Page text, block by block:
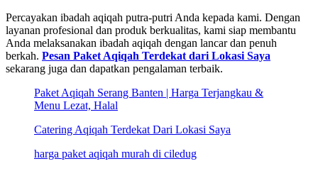
Percayakan ibadah aqiqah putra-putri Anda kepada kami. Dengan
layanan profesional dan produk berkualitas, kami siap membantu
Anda melaksanakan ibadah aqiqah dengan lancar dan penuh
berkah. Pesan Paket Aqiqah Terdekat dari Lokasi Saya
sekarang juga dan dapatkan pengalaman terbaik.
Paket Aqiqah Serang Banten | Harga Terjangkau &
Menu Lezat, Halal
Catering Aqiqah Terdekat Dari Lokasi Saya
harga paket aqiqah murah di ciledug